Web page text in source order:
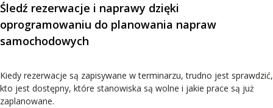
Śledź rezerwacje i naprawy dzięki
oprogramowaniu do planowania napraw
samochodowych
Kiedy rezerwacje są zapisywane w terminarzu, trudno jest sprawdzić,
kto jest dostępny, które stanowiska są wolne i jakie prace są już
zaplanowane.